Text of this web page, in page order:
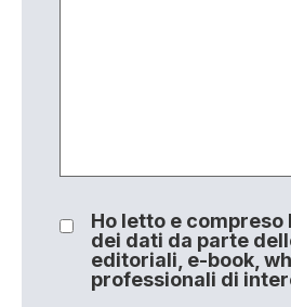
Ho letto e compreso
dei dati da parte
editoriali, e-book,
professionali di